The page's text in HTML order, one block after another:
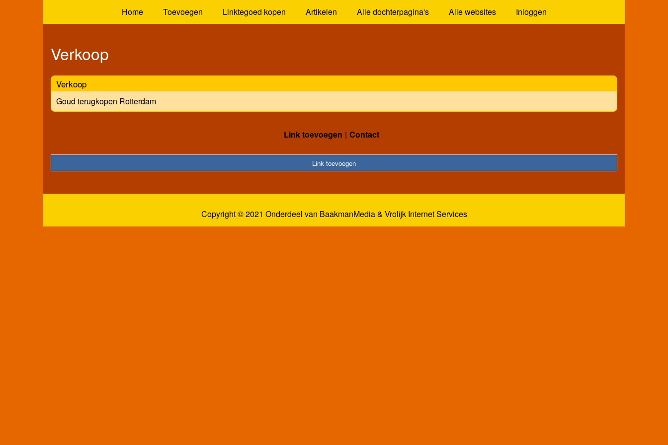
Home Toevoegen Linktegoed kopen Artikelen Alle dochterpagina's Alle websites Inloggen
Verkoop
Verkoop
Goud terugkopen Rotterdam
Link toevoegen Contact
Link toevoegen
Copyright © 2021 Onderdeel van BaakmanMedia& Vrolijk Internet Services